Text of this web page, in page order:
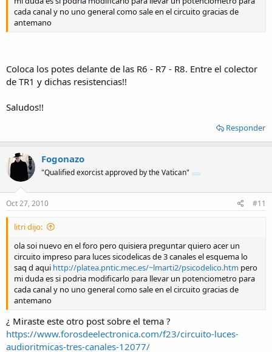
cada canal y no uno general como sale en el circuito gracias de
antemano
Coloca los potes delante de las R6 - R7 - R8. Entre el colector
de TR1 y dichas resistencias!!
Saludos!!
Responder
Fogonazo
"Qualified exorcist approved by the Vatican"
Oct 27, 2010 #11
litri dijo:
ola soi nuevo en el foro pero quisiera preguntar quiero acer un
circuito impreso para luces sicodelicas de 3 canales el esquema lo
saq d aqui http://platea.pntic.mec.es/~lmarti2/psicodelico.htm pero
mi duda es si podria modificarlo para llevar un potenciometro para
cada canal y no uno general como sale en el circuito gracias de
antemano
¿ Miraste este otro post sobre el tema ?
https://www.forosdeelectronica.com/f23/circuito-luces-
audioritmicas-tres-canales-12077/